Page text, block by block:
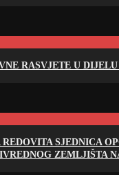
RASVJETE U
REDOVITA SJEDNICA
ZEMLJIŠTA